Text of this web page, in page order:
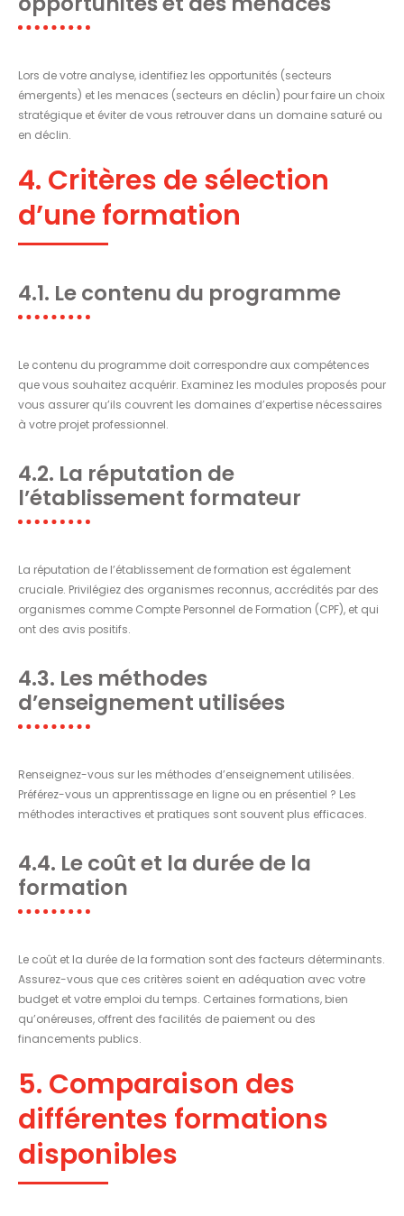
Lors de votre analyse, identifiez les opportunités (secteurs
émergents) et les menaces (secteurs en déclin) pour faire un choix
stratégique et éviter de vous retrouver dans un domaine saturé ou
en déclin.
4. Critères de sélection
d’une formation
4.1. Le contenu du programme
Le contenu du programme doit correspondre aux compétences
que vous souhaitez acquérir. Examinez les modules proposés pour
vous assurer qu’ils couvrent les domaines d’expertise nécessaires
à votre projet professionnel.
4.2. La réputation de
l’établissement formateur
La réputation de l’établissement de formation est également
cruciale. Privilégiez des organismes reconnus, accrédités par des
organismes comme Compte Personnel de Formation (CPF), et qui
ont des avis positifs.
4.3. Les méthodes
d’enseignement utilisées
Renseignez-vous sur les méthodes d’enseignement utilisées.
Préférez-vous un apprentissage en ligne ou en présentiel ? Les
méthodes interactives et pratiques sont souvent plus efficaces.
4.4. Le coût et la durée de la
formation
Le coût et la durée de la formation sont des facteurs déterminants.
Assurez-vous que ces critères soient en adéquation avec votre
budget et votre emploi du temps. Certaines formations, bien
qu’onéreuses, offrent des facilités de paiement ou des
financements publics.
5. Comparaison des
différentes formations
disponibles